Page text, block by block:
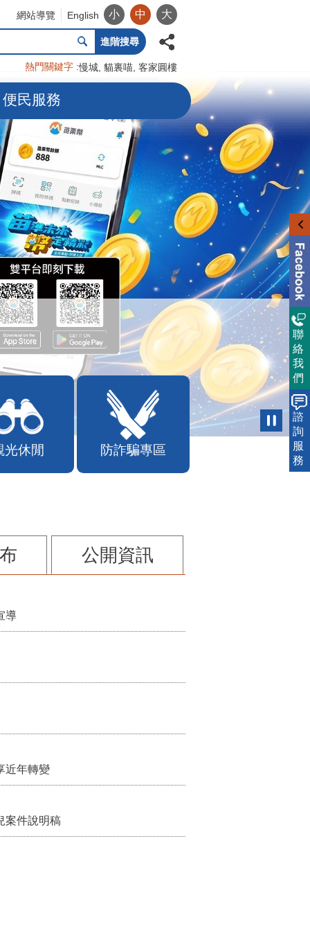
網站導覽 English 小 中 大
進階搜尋
熱門關鍵字 慢城 貓裏喵 客家圓樓
便民服務
光休閒 防詐騙專區
公開資訊
導
近年轉變
案件說明稿
聯
絡
我
們
諮
詢
服
務